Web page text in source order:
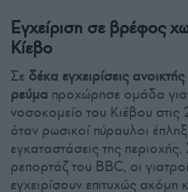
Εγχείριση σε βρέφος
Κίεβο
Σε δέκα εγχειρίσεις
ρεύμα προχώρησε ομάδα
νοσοκομείο του Κιέβου
όταν ρωσικοί πύραυλοι
εγκαταστάσεις της
ρεπορτάζ του BBC, οι
εγχειρίσουν επιτυχώς ακόμη